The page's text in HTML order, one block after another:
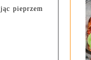
pieprzem